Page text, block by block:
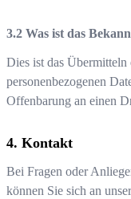
Was ist das
Dies ist das
personenbezogenen
Offenbarung an einen
Kontakt
Bei Fragen oder
können Sie sich an